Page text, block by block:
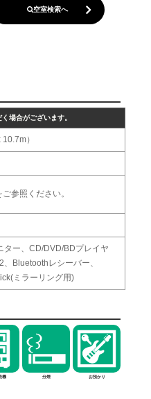
空室検索へ
場合がございます。
）
参照ください。
ター、CD/DVD/BDプレイヤ
Bluetoothレシーバー、
ミラーリング用)
機 分煙 お預かり